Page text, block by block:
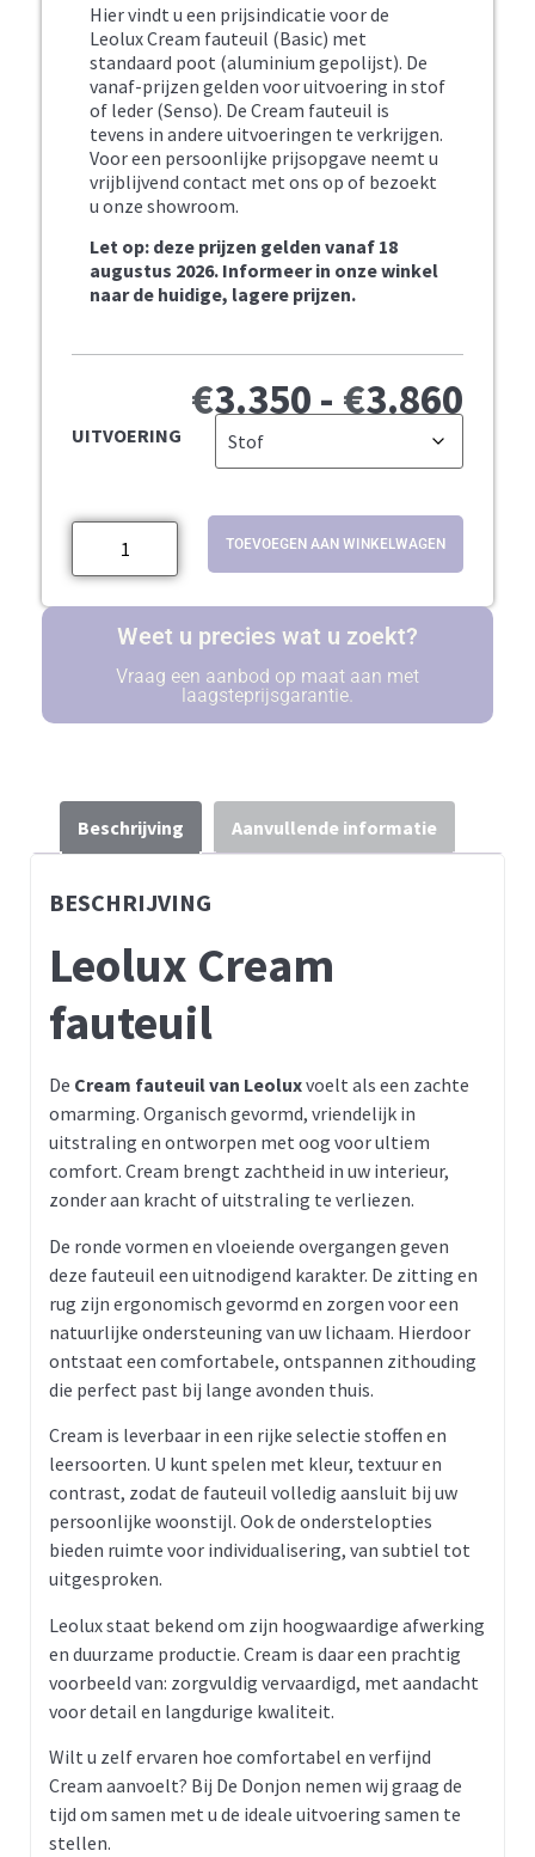
Hier vindt u een prijsindicatie voor de
Leolux Cream fauteuil (Basic) met
standaard poot (aluminium gepolijst). De
vanaf-prijzen gelden voor uitvoering in stof
of leder (Senso). De Cream fauteuil is
tevens in andere uitvoeringen te verkrijgen.
Voor een persoonlijke prijsopgave neemt u
vrijblijvend contact met ons op of bezoekt
u onze showroom.
Let op: deze prijzen gelden vanaf 18
augustus 2026. Informeer in onze winkel
naar de huidige, lagere prijzen.
€3.350-€3.860
UITVOERING
TOEVOEGEN AAN WINKELWAGEN
Weet u precies wat u zoekt?
Vraag een aanbod op maat aan met
laagsteprijsgarantie.
Beschrijving Aanvullende informatie
BESCHRIJVING
Leolux Cream
fauteuil
De Cream fauteuil van Leoluxvoelt als een zachte
omarming. Organisch gevormd, vriendelijk in
uitstraling en ontworpen met oog voor ultiem
comfort. Cream brengt zachtheid in uw interieur,
zonder aan kracht of uitstraling te verliezen.
De ronde vormen en vloeiende overgangen geven
deze fauteuil een uitnodigend karakter. De zitting en
rug zijn ergonomisch gevormd en zorgen voor een
natuurlijke ondersteuning van uw lichaam. Hierdoor
ontstaat een comfortabele, ontspannen zithouding
die perfect past bij lange avonden thuis.
Cream is leverbaar in een rijke selectie stoffen en
leersoorten. U kunt spelen met kleur, textuur en
contrast, zodat de fauteuil volledig aansluit bij uw
persoonlijke woonstijl. Ook de onderstelopties
bieden ruimte voor individualisering, van subtiel tot
uitgesproken.
Leolux staat bekend om zijn hoogwaardige afwerking
en duurzame productie. Cream is daar een prachtig
voorbeeld van: zorgvuldig vervaardigd, met aandacht
voor detail en langdurige kwaliteit.
Wilt u zelf ervaren hoe comfortabel en verfijnd
Cream aanvoelt? Bij De Donjon nemen wij graag de
tijd om samen met u de ideale uitvoering samen te
stellen.